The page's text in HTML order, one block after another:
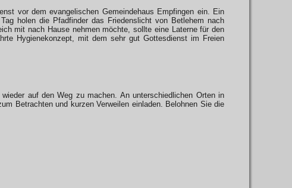
vor dem evangelischen Gemeindehaus Empfingen ein. Ein
holen die Pfadfinder das Friedenslicht von Betlehem nach
mit nach Hause nehmen möchte, sollte eine Laterne für den
Hygienekonzept, mit dem sehr gut Gottesdienst im Freien
auf den Weg zu machen. An unterschiedlichen Orten in
Betrachten und kurzen Verweilen einladen. Belohnen Sie die